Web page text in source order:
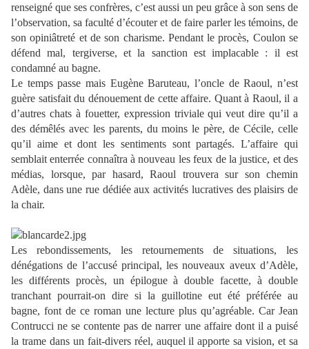
renseigné que ses confrères, c’est aussi un peu grâce à son sens de
l’observation, sa faculté d’écouter et de faire parler les témoins, de
son opiniâtreté et de son charisme. Pendant le procès, Coulon se
défend mal, tergiverse, et la sanction est implacable : il est
condamné au bagne.
Le temps passe mais Eugène Baruteau, l’oncle de Raoul, n’est
guère satisfait du dénouement de cette affaire. Quant à Raoul, il a
d’autres chats à fouetter, expression triviale qui veut dire qu’il a
des démêlés avec les parents, du moins le père, de Cécile, celle
qu’il aime et dont les sentiments sont partagés. L’affaire qui
semblait enterrée connaîtra à nouveau les feux de la justice, et des
médias, lorsque, par hasard, Raoul trouvera sur son chemin
Adèle, dans une rue dédiée aux activités lucratives des plaisirs de
la chair.
Les rebondissements, les retournements de situations, les
dénégations de l’accusé principal, les nouveaux aveux d’Adèle,
les différents procès, un épilogue à double facette, à double
tranchant pourrait-on dire si la guillotine eut été préférée au
bagne, font de ce roman une lecture plus qu’agréable. Car Jean
Contrucci ne se contente pas de narrer une affaire dont il a puisé
la trame dans un fait-divers réel, auquel il apporte sa vision, et sa